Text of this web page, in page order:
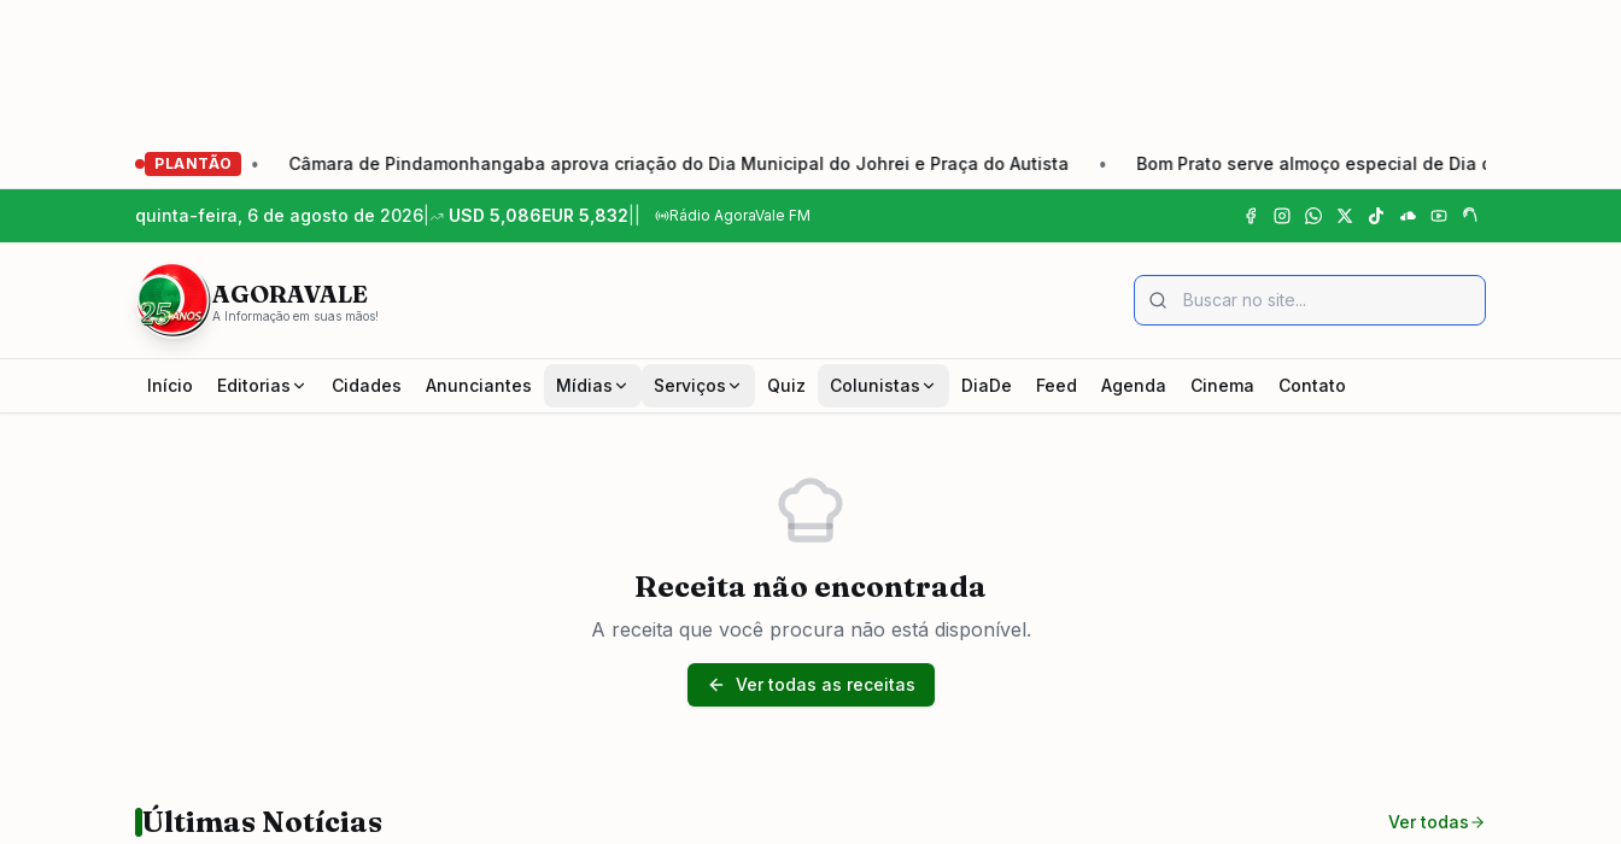
PLANTÃO
Eleição 2026-2029 • Câmara de Pindamonhangaba aprova criação do Dia Municipal do Johrei e Praça do Autista • Bom Prato serve almoço especial de Dia dos Pais nas
quinta-feira, 6 de agosto de 2026 USD 5,086EUR 5,832 Rádio AgoraVale FM
AGORAVALE
A Informação em suas mãos!
Início Editorias Cidades Anunciantes Mídias Serviços Quiz Colunistas DiaDe Feed Agenda Cinema Contato
Receita não encontrada
A receita que você procura não está disponível.
Ver todas as receitas
Últimas Notícias Ver todas